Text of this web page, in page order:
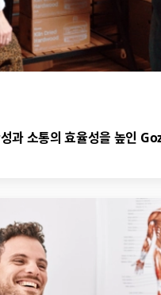
과 소통의 효율성을 높인